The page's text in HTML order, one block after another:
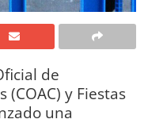
de
(COAC) y Fiestas
una